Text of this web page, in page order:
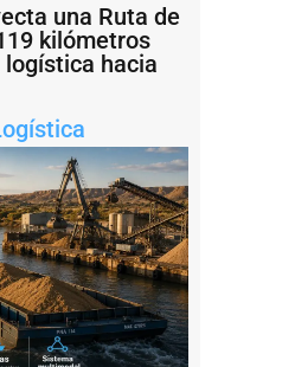
una Ruta de
kilómetros
hacia